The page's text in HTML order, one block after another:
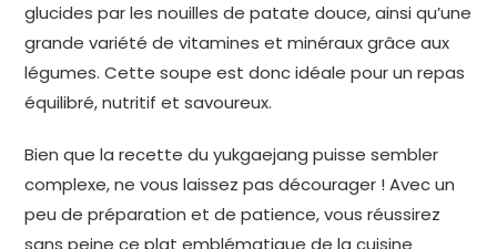
glucides par les nouilles de patate douce, ainsi qu’une
grande variété de vitamines et minéraux grâce aux
légumes. Cette soupe est donc idéale pour un repas
équilibré, nutritif et savoureux.
Bien que la recette du yukgaejang puisse sembler
complexe, ne vous laissez pas décourager ! Avec un
peu de préparation et de patience, vous réussirez